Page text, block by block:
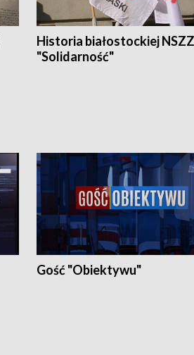
Historia białostockiej NSZZ
"Solidarność"
Gość "Obiektywu"